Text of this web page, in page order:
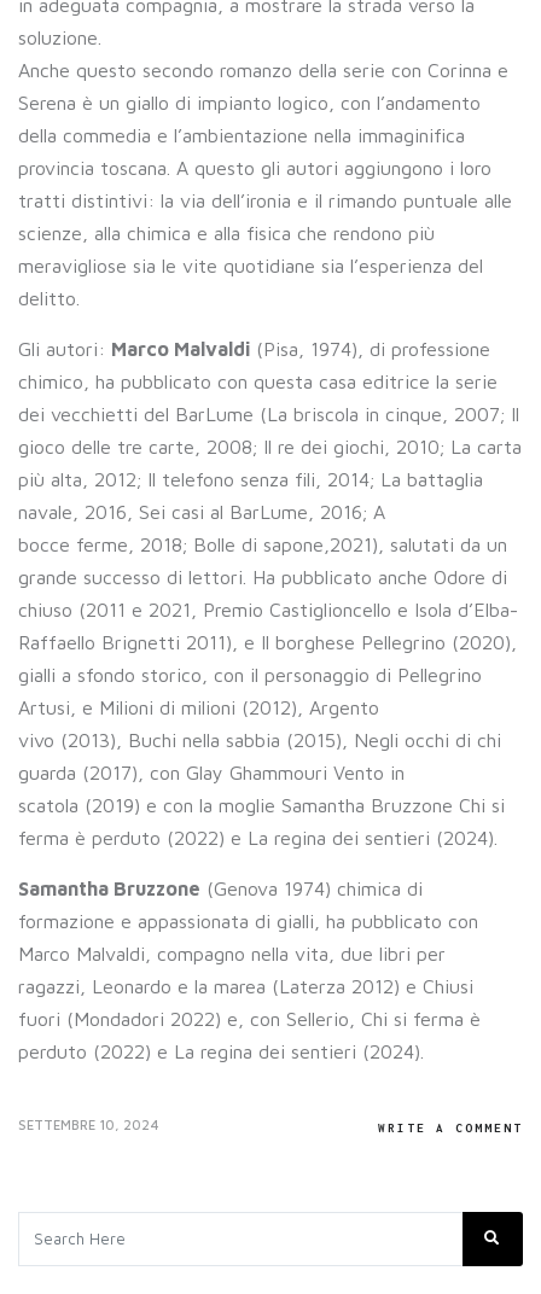
in adeguata compagnia, a mostrare la strada verso la
soluzione.
Anche questo secondo romanzo della serie con Corinna e
Serena è un giallo di impianto logico, con l’andamento
della commedia e l’ambientazione nella immaginifica
provincia toscana. A questo gli autori aggiungono i loro
tratti distintivi: la via dell’ironia e il rimando puntuale alle
scienze, alla chimica e alla fisica che rendono più
meravigliose sia le vite quotidiane sia l’esperienza del
delitto.
Gli autori: Marco Malvaldi (Pisa, 1974), di professione
chimico, ha pubblicato con questa casa editrice la serie
dei vecchietti del BarLume (La briscola in cinque, 2007; Il
gioco delle tre carte, 2008; Il re dei giochi, 2010; La carta
più alta, 2012; Il telefono senza fili, 2014; La battaglia
navale, 2016, Sei casi al BarLume, 2016; A
bocce ferme, 2018; Bolle di sapone,2021), salutati da un
grande successo di lettori. Ha pubblicato anche Odore di
chiuso (2011 e 2021, Premio Castiglioncello e Isola d’Elba-
Raffaello Brignetti 2011), e Il borghese Pellegrino (2020),
gialli a sfondo storico, con il personaggio di Pellegrino
Artusi, e Milioni di milioni (2012), Argento
vivo (2013), Buchi nella sabbia (2015), Negli occhi di chi
guarda (2017), con Glay Ghammouri Vento in
scatola (2019) e con la moglie Samantha Bruzzone Chi si
ferma è perduto (2022) e La regina dei sentieri (2024).
Samantha Bruzzone (Genova 1974) chimica di
formazione e appassionata di gialli, ha pubblicato con
Marco Malvaldi, compagno nella vita, due libri per
ragazzi, Leonardo e la marea (Laterza 2012) e Chiusi
fuori (Mondadori 2022) e, con Sellerio, Chi si ferma è
perduto (2022) e La regina dei sentieri (2024).
SETTEMBRE 10, 2024 WRITE A COMMENT